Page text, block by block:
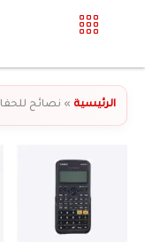
الرئيسية » نصائح